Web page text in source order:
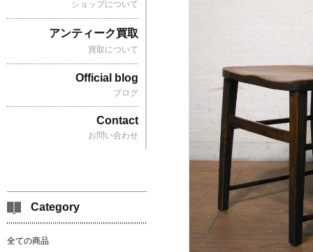
ショップについて
アンティーク買取
買取について
Official blog
ブログ
Contact
お問い合わせ
Category
全ての商品